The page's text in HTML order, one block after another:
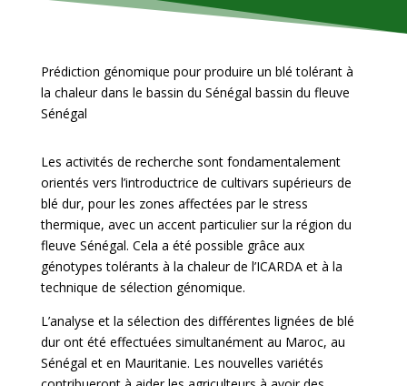
Prédiction génomique pour produire un blé tolérant à
la chaleur dans le bassin du Sénégal bassin du fleuve
Sénégal
Les activités de recherche sont fondamentalement
orientés vers l’introductrice de cultivars supérieurs de
blé dur, pour les zones affectées par le stress
thermique, avec un accent particulier sur la région du
fleuve Sénégal. Cela a été possible grâce aux
génotypes tolérants à la chaleur de l’ICARDA et à la
technique de sélection génomique.
L’analyse et la sélection des différentes lignées de blé
dur ont été effectuées simultanément au Maroc, au
Sénégal et en Mauritanie. Les nouvelles variétés